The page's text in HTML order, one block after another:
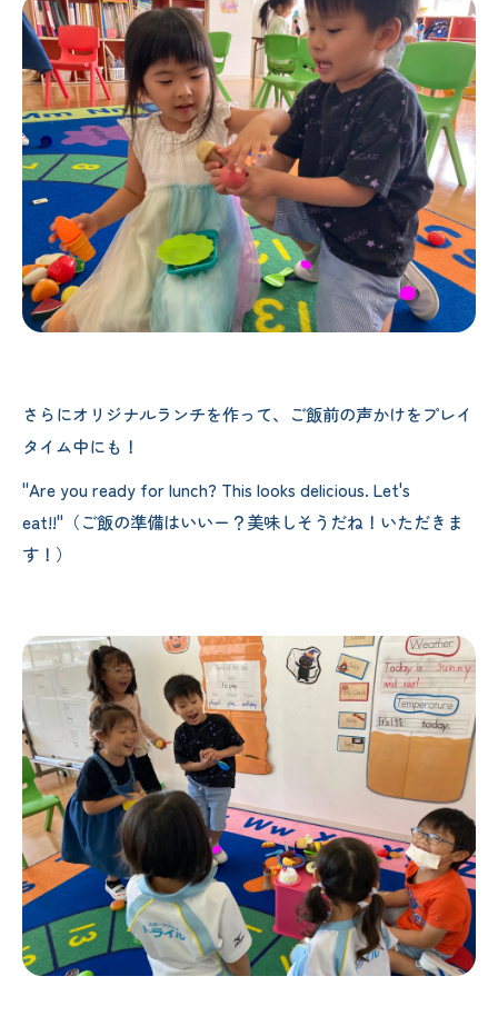
さらにオリジナルランチを作って、ご飯前の声かけをプレイ
タイム中にも！
"Are you ready for lunch? This looks delicious. Let's
eat!!"（ご飯の準備はいいー？美味しそうだね！いただきま
す！）